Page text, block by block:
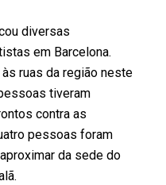
diversas
em Barcelona.
ruas da região neste
tiveram
contra as
pessoas foram
da sede do